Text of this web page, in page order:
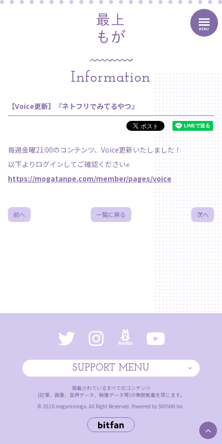
MENU
Information
【Voice更新】『ネトフリでみてるやつ』
毎週金曜21:00のコンテンツ、Voice更新いたしました！
以下よりログインしてご確認ください✊
https://mogatanpe.com/member/pages/voice
前へ 一覧に戻る 次へ
SUPPORT MENU
掲載されているすべてのコンテンツ
(記事、画像、音声データ、映像データ等)の無断転載を禁じます。
© 2026 mogamimoga. All Right Reserved. Powered by SKIYAKI Inc.